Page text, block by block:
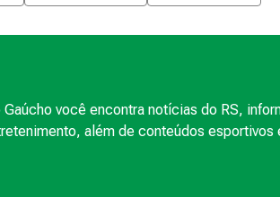
Gaúcho você encontra notícias do RS,
além de conteúdos esportivos